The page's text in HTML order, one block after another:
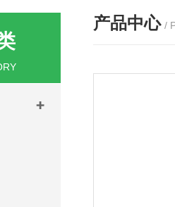
产品中心 /